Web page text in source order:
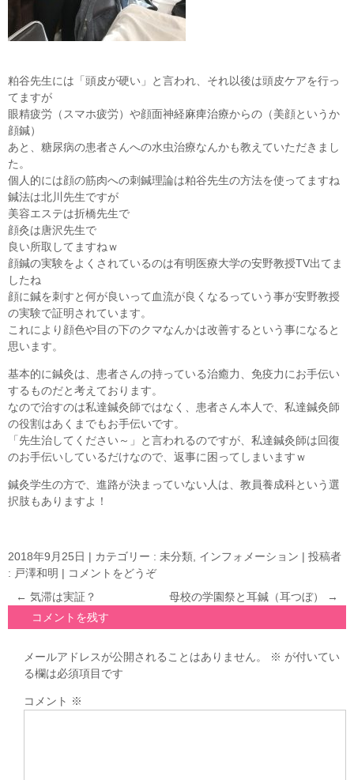
粕谷先生には「頭皮が硬い」と言われ、それ以後は頭皮ケアを行っ
てますが
眼精疲労（スマホ疲労）や顔面神経麻痺治療からの（美顔というか
顔鍼）
あと、糖尿病の患者さんへの水虫治療なんかも教えていただきまし
た。
個人的には顔の筋肉への刺鍼理論は粕谷先生の方法を使ってますね
鍼法は北川先生ですが
美容エステは折橋先生で
顔灸は唐沢先生で
良い所取してますねｗ
顔鍼の実験をよくされているのは有明医療大学の安野教授TV出てま
したね
顔に鍼を刺すと何が良いって血流が良くなるっていう事が安野教授
の実験で証明されています。
これにより顔色や目の下のクマなんかは改善するという事になると
思います。
基本的に鍼灸は、患者さんの持っている治癒力、免疫力にお手伝い
するものだと考えております。
なので治すのは私達鍼灸師ではなく、患者さん本人で、私達鍼灸師
の役割はあくまでもお手伝いです。
「先生治してください～」と言われるのですが、私達鍼灸師は回復
のお手伝いしているだけなので、返事に困ってしまいますｗ
鍼灸学生の方で、進路が決まっていない人は、教員養成科という選
択肢もありますよ！
2018年9月25日 | カテゴリー : 未分類, インフォメーション | 投稿者
: 戸澤和明 | コメントをどうぞ
← 気滞は実証？ 母校の学園祭と耳鍼（耳つぼ）
→
コメントを残す
メールアドレスが公開されることはありません。 ※ が付いてい
る欄は必須項目です
コメント ※